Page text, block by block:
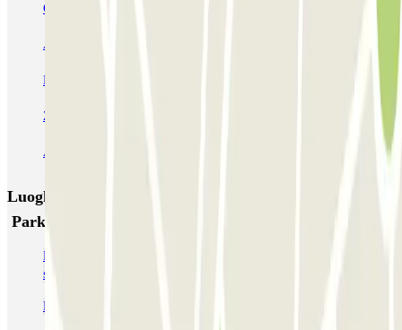
GEPARK Cacciottoli
Autorimessa Travaglione - Stazione di Napoli Piazza Amedeo
Napoli Parking - Shuttle - Aeroporto di Napoli - Scoperto
Zeus - Stazione di Pompei Scavi - Villa dei Misteri
Autoparcheggio KING - Via Gianturco
Luoghi ed eventi che potrebbero interessarti vicino a
Parking Ca.Lu. - Shuttle - Aeroporto di Napoli
Parcheggio Aeroporto Napoli Capodichino - low cost & lunga
sosta
Parcheggi vicino al Centro Direzionale